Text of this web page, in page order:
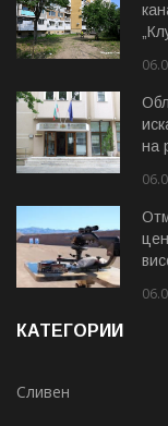
на
КАТЕГОРИИ
Сливен